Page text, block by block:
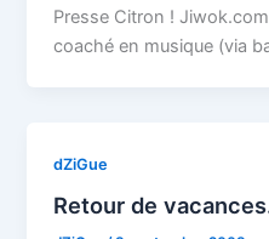
Presse Citron !
coaché en musique (via
dZiGue
Retour de